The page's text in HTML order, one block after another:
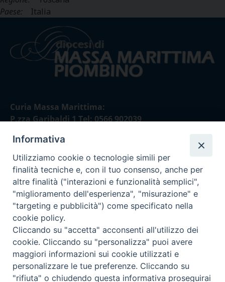
Paese:
Italia
Curia Massa Marittima:
P.zza Garibaldi 1 Tel: 0566 902039
Curia Piombino:
Via Don Minzoni,58/A Tel e Fax: 0565 32036
E-mail:
curia@diocesimassamarittima.it
Privacy policy - trasparenza
Informativa
Utilizziamo cookie o tecnologie simili per
finalità tecniche e, con il tuo consenso, anche per
altre finalità ("interazioni e funzionalità semplici",
"miglioramento dell'esperienza", "misurazione" e
"targeting e pubblicità") come specificato nella
cookie policy.
Cliccando su "accetta" acconsenti all'utilizzo dei
cookie. Cliccando su "personalizza" puoi avere
maggiori informazioni sui cookie utilizzati e
personalizzare le tue preferenze. Cliccando su
"rifiuta" o chiudendo questa informativa proseguirai